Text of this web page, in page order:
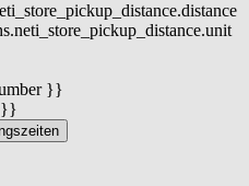
}}
}}